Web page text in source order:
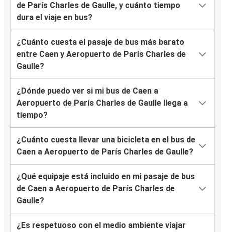
de París Charles de Gaulle, y cuánto tiempo
dura el viaje en bus?
¿Cuánto cuesta el pasaje de bus más barato
entre Caen y Aeropuerto de París Charles de
Gaulle?
¿Dónde puedo ver si mi bus de Caen a
Aeropuerto de París Charles de Gaulle llega a
tiempo?
¿Cuánto cuesta llevar una bicicleta en el bus de
Caen a Aeropuerto de París Charles de Gaulle?
¿Qué equipaje está incluido en mi pasaje de bus
de Caen a Aeropuerto de París Charles de
Gaulle?
¿Es respetuoso con el medio ambiente viajar